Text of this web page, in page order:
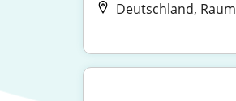
Deutschland, Raum